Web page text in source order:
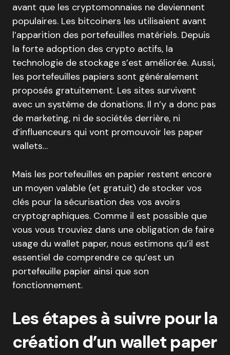
avant que les cryptomonnaies ne deviennent
populaires. Les bitcoiners les utilisaient avant
l’apparition des portefeuilles matériels. Depuis
la forte adoption des crypto actifs, la
technologie de stockage s’est améliorée. Aussi,
les portefeuilles papiers sont généralement
proposés gratuitement. Les sites survivent
avec un système de donations. Il n’y a donc pas
de marketing, ni de sociétés derrière, ni
d’influenceurs qui vont promouvoir les paper
wallets…
Mais les portefeuilles en papier restent encore
un moyen valable (et gratuit) de stocker vos
clés pour la sécurisation des vos avoirs
cryptographiques. Comme il est possible que
vous vous trouviez dans une obligation de faire
usage du wallet paper, nous estimons qu’il est
essentiel de comprendre ce qu’est un
portefeuille papier ainsi que son
fonctionnement.
Les étapes à suivre pour la
création d’un wallet paper